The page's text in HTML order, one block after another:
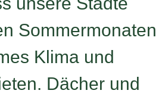
Sommermonaten
Klima und
Dächer und